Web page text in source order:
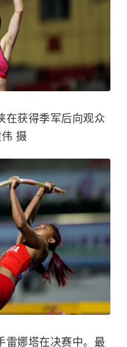
在获得季军后向观众
摄
雷娜塔在决赛中。最